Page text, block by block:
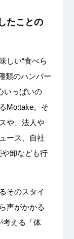
たことの
しい“食べら
類のハンバー
いっぱいの
Mo:take。そ
や、法人や
ース、自社
卸なども行
そのスタイ
声がかかる
考える「体